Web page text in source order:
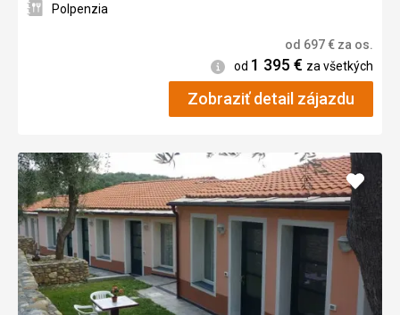
Polpenzia
od 697€ za os.
Informácie
od 1 395€ za všetkých
Zobraziť detail zájazdu
Pridať
do